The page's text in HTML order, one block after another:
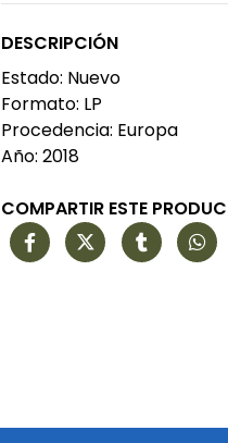
DESCRIPCIÓN
Estado: Nuevo
Formato: LP
Procedencia: Europa
Año: 2018
COMPARTIR ESTE